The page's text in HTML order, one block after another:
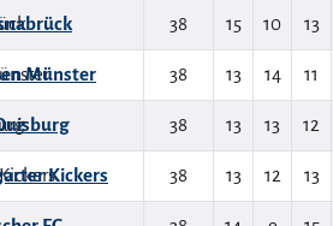
38 15 10 13
Münster 38 13 14 11
38 13 13 12
Kickers 38 13 12 13